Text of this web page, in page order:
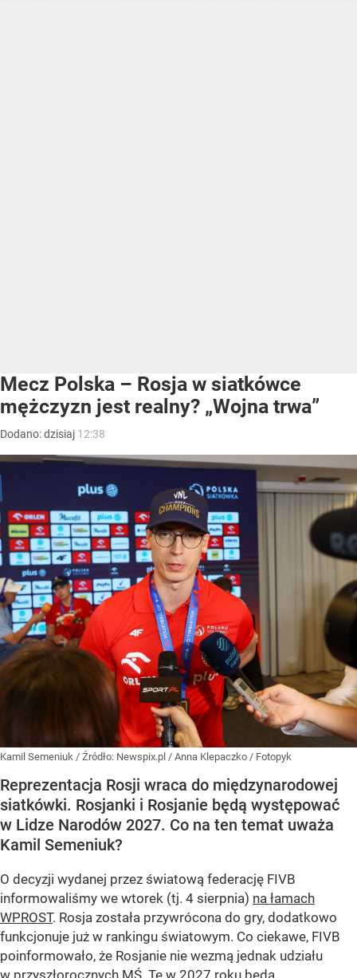
Mecz Polska – Rosja w siatkówce
mężczyzn jest realny? „Wojna trwa”
Dodano:dzisiaj 12:38
Kamil Semeniuk / Źródło: Newspix.pl / Anna Klepaczko / Fotopyk
Reprezentacja Rosji wraca do międzynarodowej
siatkówki. Rosjanki i Rosjanie będą występować
w Lidze Narodów 2027. Co na ten temat uważa
Kamil Semeniuk?
O decyzji wydanej przez światową federację FIVB
informowaliśmy we wtorek (tj. 4 sierpnia) na łamach
WPROST. Rosja została przywrócona do gry, dodatkowo
funkcjonuje już w rankingu światowym. Co ciekawe, FIVB
poinformowało, że Rosjanie nie wezmą jednak udziału
w przyszłorocznych MŚ. Te w 2027 roku będą